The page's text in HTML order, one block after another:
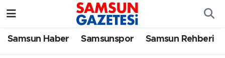
Samsun Haber Samsunspor Samsun Rehberi
Samsun Haber
Samsun Nöbetçi Eczaneler